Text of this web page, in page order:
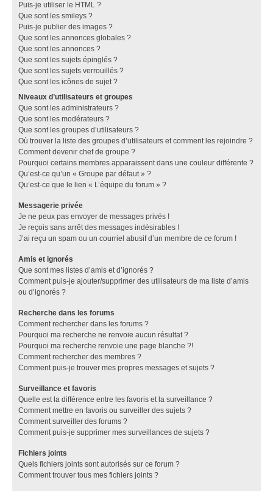
Puis-je utiliser le HTML ?
Que sont les smileys ?
Puis-je publier des images ?
Que sont les annonces globales ?
Que sont les annonces ?
Que sont les sujets épinglés ?
Que sont les sujets verrouillés ?
Que sont les icônes de sujet ?
Niveaux d’utilisateurs et groupes
Que sont les administrateurs ?
Que sont les modérateurs ?
Que sont les groupes d’utilisateurs ?
Où trouver la liste des groupes d’utilisateurs et comment les rejoindre ?
Comment devenir chef de groupe ?
Pourquoi certains membres apparaissent dans une couleur différente ?
Qu’est-ce qu’un « Groupe par défaut » ?
Qu’est-ce que le lien « L’équipe du forum » ?
Messagerie privée
Je ne peux pas envoyer de messages privés !
Je reçois sans arrêt des messages indésirables !
J’ai reçu un spam ou un courriel abusif d’un membre de ce forum !
Amis et ignorés
Que sont mes listes d’amis et d’ignorés ?
Comment puis-je ajouter/supprimer des utilisateurs de ma liste d’amis
ou d’ignorés ?
Recherche dans les forums
Comment rechercher dans les forums ?
Pourquoi ma recherche ne renvoie aucun résultat ?
Pourquoi ma recherche renvoie une page blanche ?!
Comment rechercher des membres ?
Comment puis-je trouver mes propres messages et sujets ?
Surveillance et favoris
Quelle est la différence entre les favoris et la surveillance ?
Comment mettre en favoris ou surveiller des sujets ?
Comment surveiller des forums ?
Comment puis-je supprimer mes surveillances de sujets ?
Fichiers joints
Quels fichiers joints sont autorisés sur ce forum ?
Comment trouver tous mes fichiers joints ?